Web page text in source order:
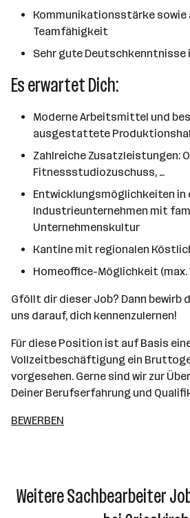
Kommunikationsstärke sowie
Teamfähigkeit
Sehr gute Deutschkenntnisse
Es erwartet Dich:
Moderne Arbeitsmittel und
ausgestattete
Zahlreiche Zusatzleistungen:
Fitnessstudiozuschuss, …
Entwicklungsmöglichkeiten in
Industrieunternehmen mit
Unternehmenskultur
Kantine mit regionalen
Homeoffice-Möglichkeit (max.
Gföllt dir dieser Job? Dann bewirb
uns darauf, dich kennenzulernen!
Für diese Position ist auf Basis
Vollzeitbeschäftigung ein
vorgesehen. Gerne sind wir zur
Deiner Berufserfahrung und
BEWERBEN
Weitere Sachbearbeiter